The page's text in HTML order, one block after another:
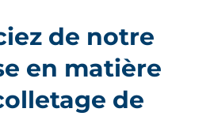
de notre
en matière
de